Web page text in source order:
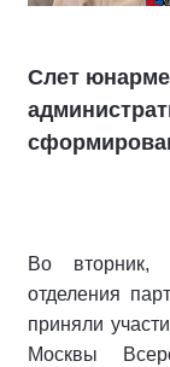
Слет
Во вторник,
отделения
приняли
Москвы